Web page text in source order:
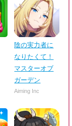
陰の実力者に
なりたくて！
マスターオブ
ガーデン
Aiming Inc